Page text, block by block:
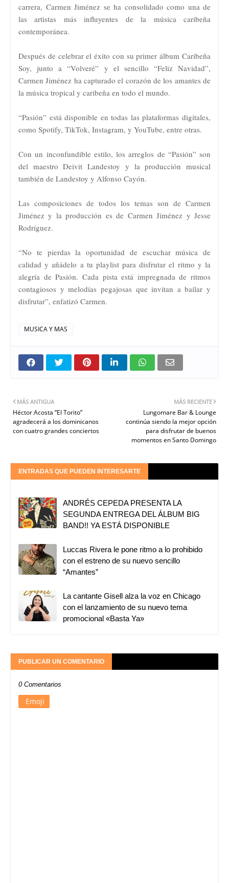
carrera, Carmen Jiménez se ha consolidado como una de
las artistas más influyentes de la música caribeña
contemporánea.
Después de celebrar el éxito con su primer álbum Caribeña
Soy, junto a “Volveré” y el sencillo “Feliz Navidad”,
Carmen Jiménez ha capturado el corazón de los amantes de
la música tropical y caribeña en todo el mundo.
“Pasión” está disponible en todas las plataformas digitales,
como Spotify, TikTok, Instagram, y YouTube, entre otras.
Con un inconfundible estilo, los arreglos de “Pasión” son
del maestro Deivit Landestoy y la producción musical
también de Landestoy y Alfonso Cayón.
Las composiciones de todos los temas son de Carmen
Jiménez y la producción es de Carmen Jiménez y Jesse
Rodríguez.
“No te pierdas la oportunidad de escuchar música de
calidad y añádelo a tu playlist para disfrutar el ritmo y la
alegría de Pasión. Cada pista está impregnada de ritmos
contagiosos y melodías pegajosas que invitan a bailar y
disfrutar”, enfatizó Carmen.
MUSICA Y MAS
MÁS RECIENTE
Lungomare Bar & Lounge
continúa siendo la mejor opción
para disfrutar de buenos
momentos en Santo Domingo
MÁS ANTIGUA
Héctor Acosta “El Torito”
agradecerá a los dominicanos
con cuatro grandes conciertos
ENTRADAS QUE PUEDEN INTERESARTE
ANDRÉS CEPEDA PRESENTA LA
SEGUNDA ENTREGA DEL ÁLBUM BIG
BAND!! YA ESTÁ DISPONIBLE
Luccas Rivera le pone ritmo a lo prohibido
con el estreno de su nuevo sencillo
“Amantes”
La cantante Gisell alza la voz en Chicago
con el lanzamiento de su nuevo tema
promocional «Basta Ya»
PUBLICAR UN COMENTARIO
0 Comentarios
Emoji